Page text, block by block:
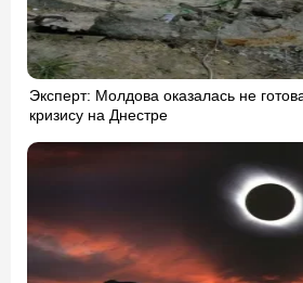
Эксперт: Молдова оказалась не
кризису на Днестре